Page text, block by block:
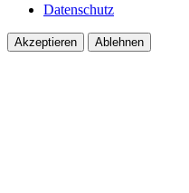
Datenschutz
Akzeptieren Ablehnen